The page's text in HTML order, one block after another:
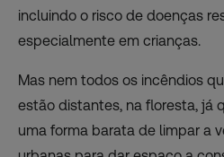
incluindo o risco de doenças
especialmente em crianças.
Mas nem todos os incêndios
estão distantes, na floresta, já
uma forma barata de limpar a